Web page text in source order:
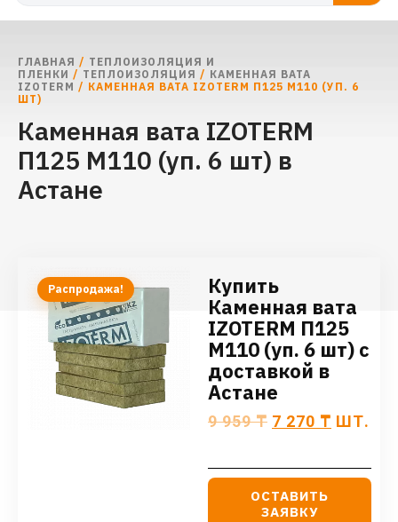
ГЛАВНАЯ / ТЕПЛОИЗОЛЯЦИЯ И
ПЛЕНКИ / ТЕПЛОИЗОЛЯЦИЯ / КАМЕННАЯ ВАТА
IZOTERM / КАМЕННАЯ ВАТА IZOTERM П125 М110 (УП. 6
ШТ)
Каменная вата IZOTERM
П125 М110 (уп. 6 шт) в
Астане
Распродажа!
Купить
Каменная вата
IZOTERM П125
М110 (уп. 6 шт) с
доставкой в
Астане
9 959₸ 7 270 ₸ ШТ.
ОСТАВИТЬ
ЗАЯВКУ